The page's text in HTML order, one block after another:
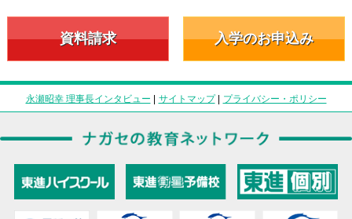
資料請求 入学のお申込み
永瀬昭幸 理事長インタビュー | サイトマップ| プライバシー・ポリシー